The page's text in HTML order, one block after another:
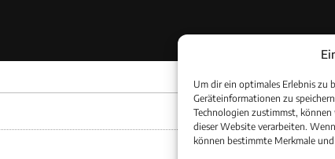
Um dir ein optimales Erlebnis zu
Geräteinformationen zu
Technologien zustimmst,
dieser Website verarbeiten.
können bestimmte Merkmale